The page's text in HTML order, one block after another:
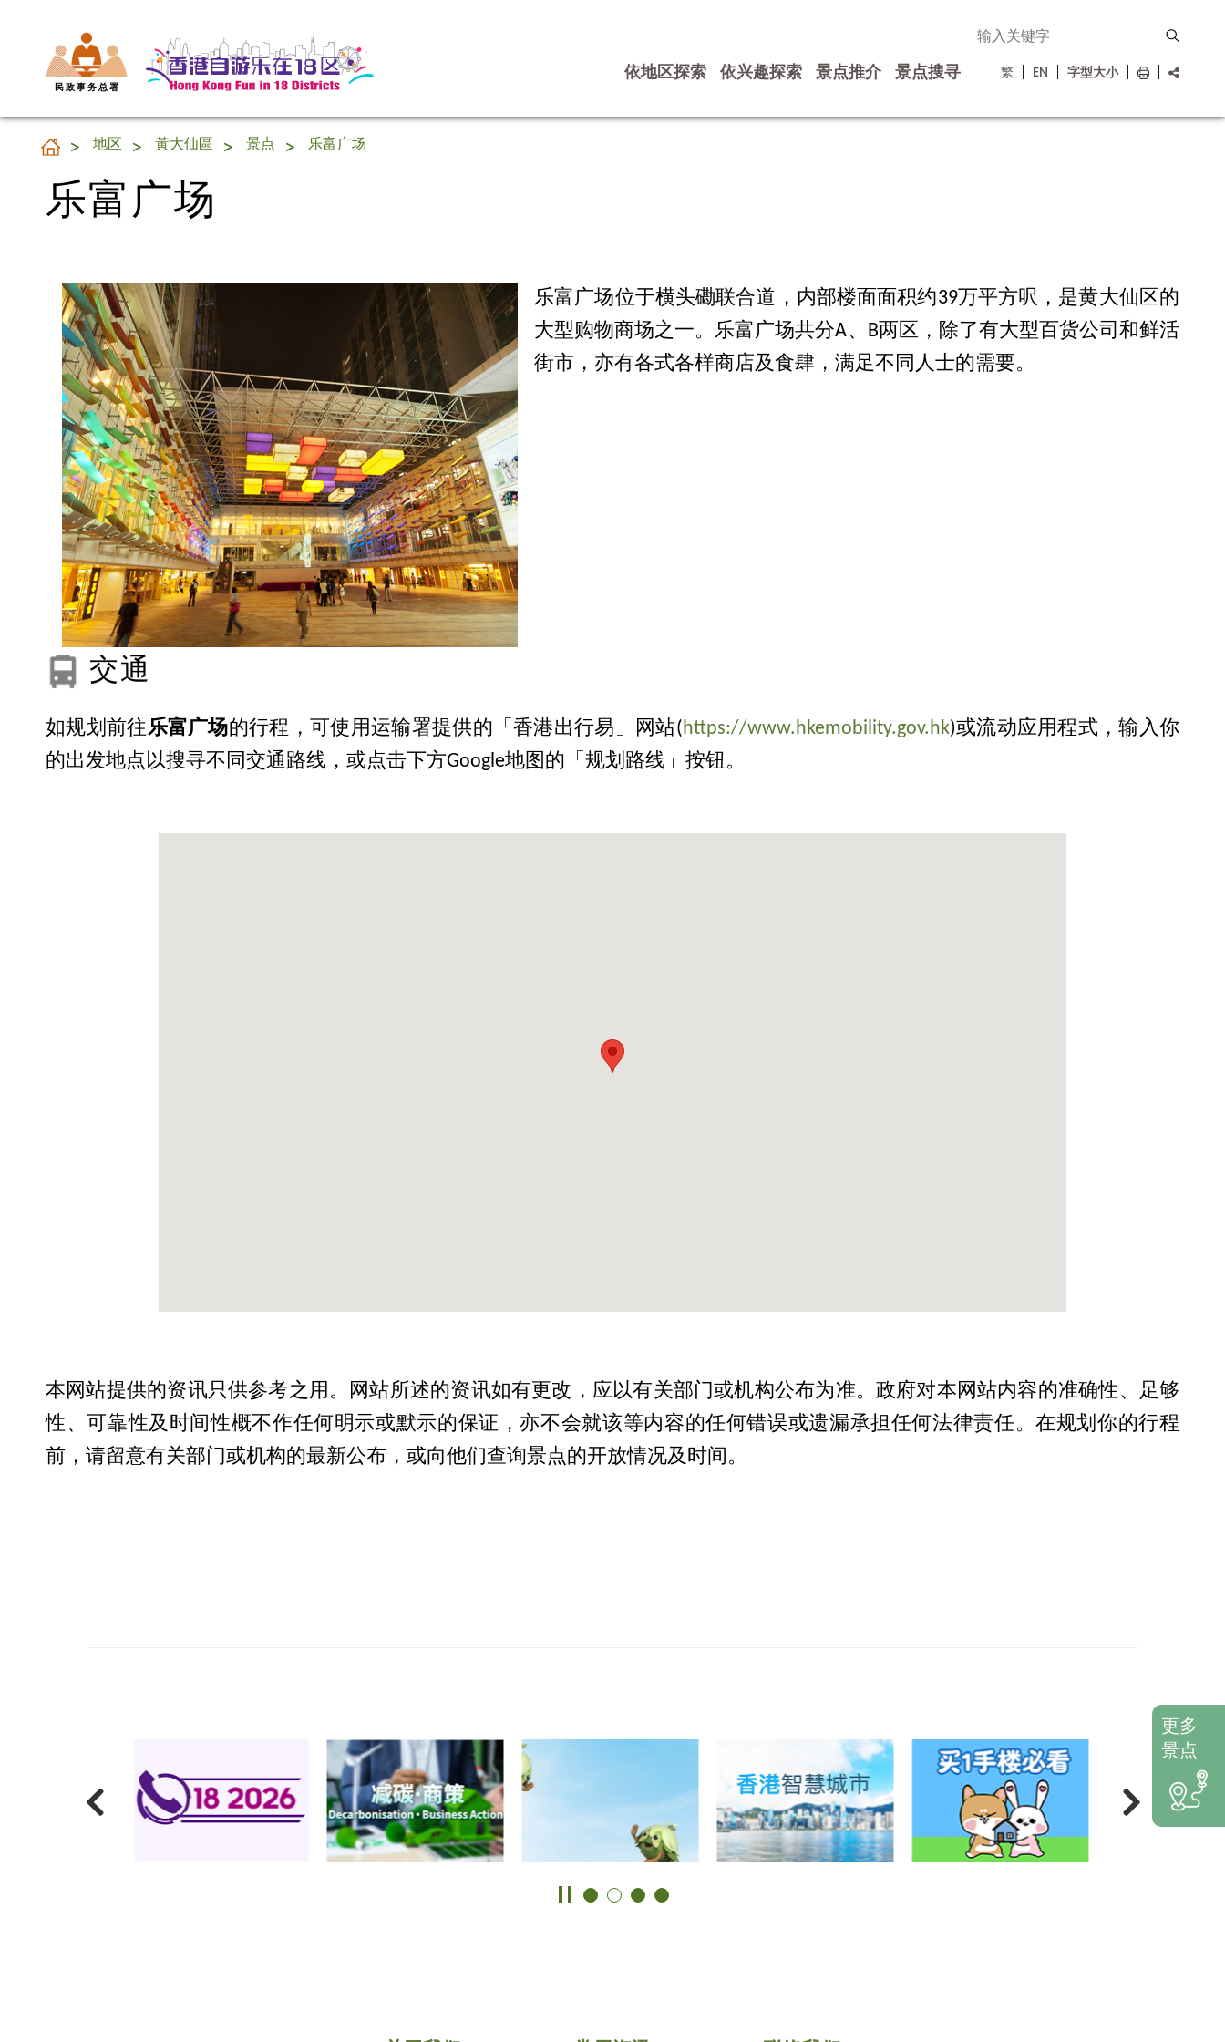
民 政 事 务 总 署
依地区探索 依兴趣探索 景点推介 景点搜寻 繁 EN 字型大小
乐富广场
地区 黃大仙區 景点 乐富广场
乐富广场
乐富广场位于横头磡联合道，内部楼面面积约39万平方呎，是黄大仙区的
大型购物商场之一。乐富广场共分A、B两区，除了有大型百货公司和鲜活
街市，亦有各式各样商店及食肆，满足不同人士的需要。
交通
如规划前往乐富广场的行程，可使用运输署提供的「香港出行易」网站(https://www.hkemobility.gov.hk)或流动应用程式，输入你
的出发地点以搜寻不同交通路线，或点击下方Google地图的「规划路线」按钮。
本网站提供的资讯只供参考之用。网站所述的资讯如有更改，应以有关部门或机构公布为准。政府对本网站内容的准确性、足够
性、可靠性及时间性概不作任何明示或默示的保证，亦不会就该等内容的任何错误或遗漏承担任何法律责任。在规划你的行程
前，请留意有关部门或机构的最新公布，或向他们查询景点的开放情况及时间。
更多
景点